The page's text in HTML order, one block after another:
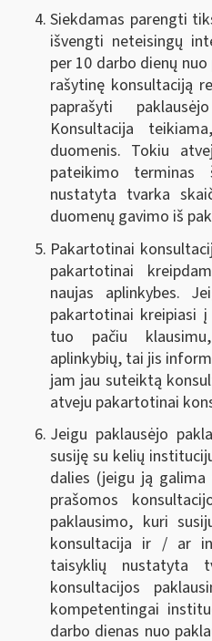
Siekdamas parengti
išvengti neteisingų
per 10 darbo dienų
rašytinę konsultaciją
paprašyti
Konsultacija
duomenis. Tokiu
pateikimo terminas
nustatyta tvarka
duomenų gavimo iš
Pakartotinai
pakartotinai
naujas aplinkybes.
pakartotinai kreipiasi
tuo pačiu
aplinkybių, tai jis
jam jau suteiktą
atveju pakartotinai
Jeigu paklausėjo
susiję su kelių
dalies (jeigu ją
prašomos
paklausimo, kuri
konsultacija ir / ar
taisyklių nustatyta
konsultacijos
kompetentingai
darbo dienas nuo